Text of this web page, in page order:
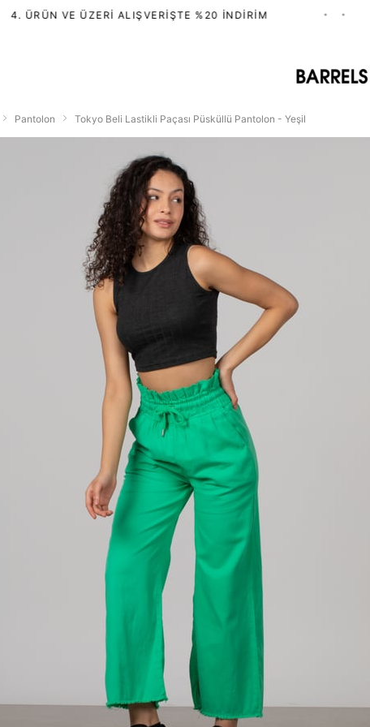
4. ÜRÜN VE ÜZERI ALIŞVERIŞTE %20 İNDIRIM •
Pantolon Tokyo Beli Lastikli Paçası Püsküllü Pantolon - Yeşil